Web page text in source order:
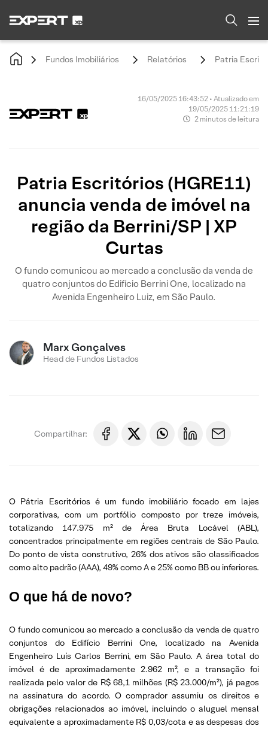
Fundos Imobiliários Relatórios Patria
16/05/2025 16:43:52 • Atualizado em
19/05/2025 11:21:19
2 minutos de leitura
Patria Escritórios (HGRE11)
anuncia venda de imóvel na
região da Berrini/SP | XP
Curtas
O fundo comunicou ao mercado a conclusão da venda de
quatro conjuntos do Edifício Berrini One, localizado na
Avenida Engenheiro Luiz, em São Paulo.
Marx Gonçalves
Head de Fundos Listados
Compartilhar:
O Pátria Escritórios é um fundo imobiliário focado em lajes
corporativas, com um portfólio composto por treze imóveis,
totalizando 147.975 m² de Área Bruta Locável (ABL),
concentrados principalmente em regiões centrais de São Paulo.
Do ponto de vista construtivo, 26% dos ativos são classificados
como alto padrão (AAA), 49% como A e 25% como BB ou inferiores.
O que há de novo?
O fundo comunicou ao mercado a conclusão da venda de quatro
conjuntos do Edifício Berrini One, localizado na Avenida
Engenheiro Luís Carlos Berrini, em São Paulo. A área total do
imóvel é de aproximadamente 2.962 m², e a transação foi
realizada pelo valor de R$ 68,1 milhões (R$ 23.000/m²), já pagos
na assinatura do acordo. O comprador assumiu os direitos e
obrigações relacionados ao imóvel, incluindo o aluguel mensal
equivalente a aproximadamente R$ 0,03/cota e as despesas dos